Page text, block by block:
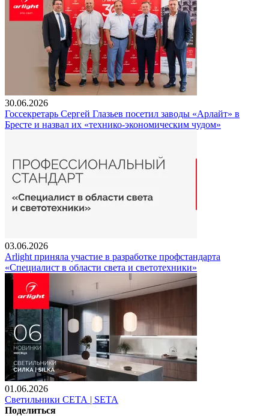
30.06.2026
Госсекретарь Сергей Глазьев посетил заводы «Арлайт» в
Бресте и назвал их «технико-экономическим чудом»
03.06.2026
Arlight приняла участие в разработке профстандарта
«Специалист в области света и светотехники»
01.06.2026
Светильники СЕТА | SETA
Поделиться